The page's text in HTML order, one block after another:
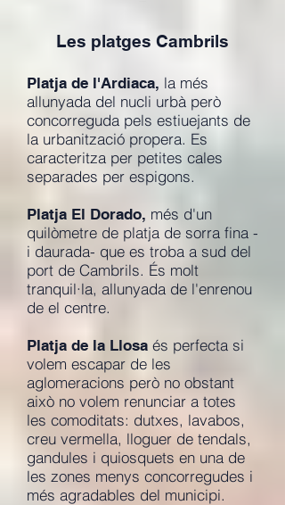
Les platges Cambrils
Platja de l'Ardiaca, la més
allunyada del nucli urbà però
concorreguda pels estiuejants de
la urbanització propera. Es
caracteritza per petites cales
separades per espigons.
Platja El Dorado, més d'un
quilòmetre de platja de sorra fina -
i daurada- que es troba a sud del
port de Cambrils. És molt
tranquil·la, allunyada de l'enrenou
de el centre.
Platja de la Llosa és perfecta si
volem escapar de les
aglomeracions però no obstant
això no volem renunciar a totes
les comoditats: dutxes, lavabos,
creu vermella, lloguer de tendals,
gandules i quiosquets en una de
les zones menys concorregudes i
més agradables del municipi.